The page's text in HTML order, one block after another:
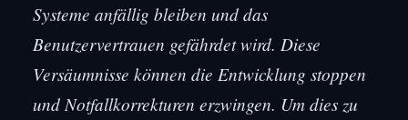
Systeme anfällig bleiben und das
Benutzervertrauen gefährdet wird. Diese
Versäumnisse können die Entwicklung stoppen
und Notfallkorrekturen erzwingen. Um dies zu